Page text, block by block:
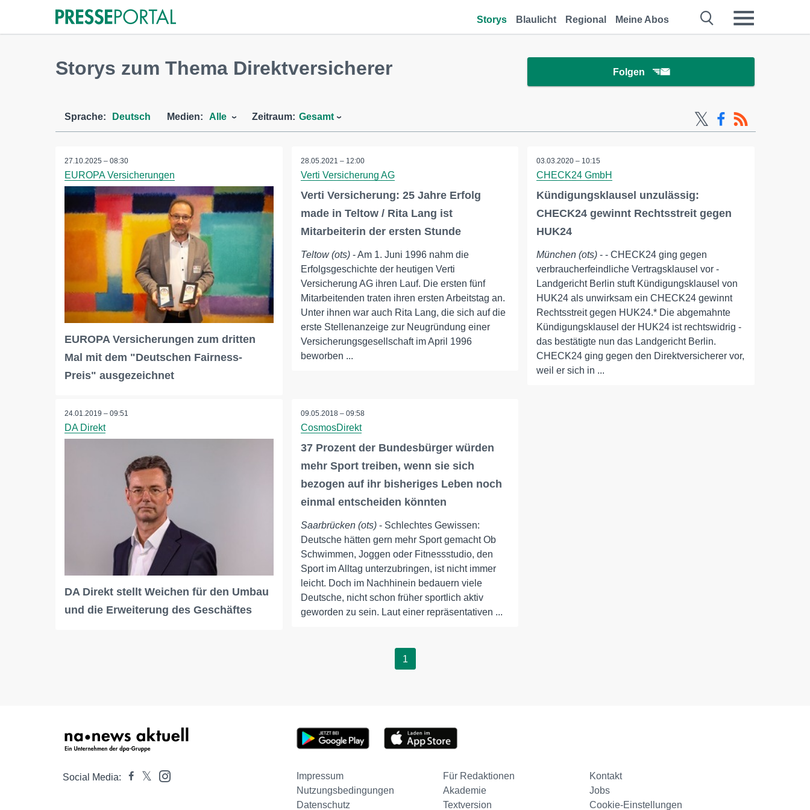
Storys Blaulicht Regional Meine Abos
Storys zum Thema Direktversicherer Folgen
Sprache: Deutsch Medien: Alle Zeitraum: Gesamt
27.10.2025 – 08:30
EUROPA Versicherungen
EUROPA Versicherungen zum dritten
Mal mit dem "Deutschen Fairness-
Preis" ausgezeichnet
28.05.2021 – 12:00
Verti Versicherung AG
Verti Versicherung: 25 Jahre Erfolg
made in Teltow / Rita Lang ist
Mitarbeiterin der ersten Stunde
Teltow (ots)- Am 1. Juni 1996 nahm die
Erfolgsgeschichte der heutigen Verti
Versicherung AG ihren Lauf. Die ersten fünf
Mitarbeitenden traten ihren ersten Arbeitstag an.
Unter ihnen war auch Rita Lang, die sich auf die
erste Stellenanzeige zur Neugründung einer
Versicherungsgesellschaft im April 1996
beworben ...
03.03.2020 – 10:15
CHECK24 GmbH
Kündigungsklausel unzulässig:
CHECK24 gewinnt Rechtsstreit gegen
HUK24
München (ots) - - CHECK24 ging gegen
verbraucherfeindliche Vertragsklausel vor -
Landgericht Berlin stuft Kündigungsklausel von
HUK24 als unwirksam ein CHECK24 gewinnt
Rechtsstreit gegen HUK24.* Die abgemahnte
Kündigungsklausel der HUK24 ist rechtswidrig -
das bestätigte nun das Landgericht Berlin.
CHECK24 ging gegen den Direktversicherer vor,
weil er sich in ...
24.01.2019 – 09:51
DA Direkt
DA Direkt stellt Weichen für den Umbau
und die Erweiterung des Geschäftes
09.05.2018 – 09:58
CosmosDirekt
37 Prozent der Bundesbürger würden
mehr Sport treiben, wenn sie sich
bezogen auf ihr bisheriges Leben noch
einmal entscheiden könnten
Saarbrücken (ots)- Schlechtes Gewissen:
Deutsche hätten gern mehr Sport gemacht Ob
Schwimmen, Joggen oder Fitnessstudio, den
Sport im Alltag unterzubringen, ist nicht immer
leicht. Doch im Nachhinein bedauern viele
Deutsche, nicht schon früher sportlich aktiv
geworden zu sein. Laut einer repräsentativen ...
1
Social Media: Impressum Für Redaktionen
Kontakt
Nutzungsbedingungen
Akademie
Jobs
Datenschutz
Textversion Cookie-Einstellungen